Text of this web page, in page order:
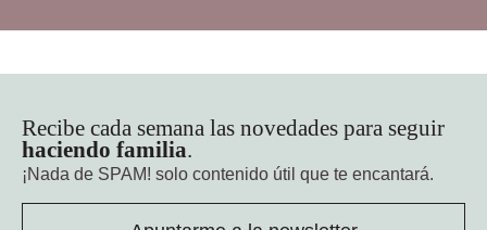
Recibe cada semana las novedades para seguir
haciendo familia.
¡Nada de SPAM! solo contenido útil que te encantará.